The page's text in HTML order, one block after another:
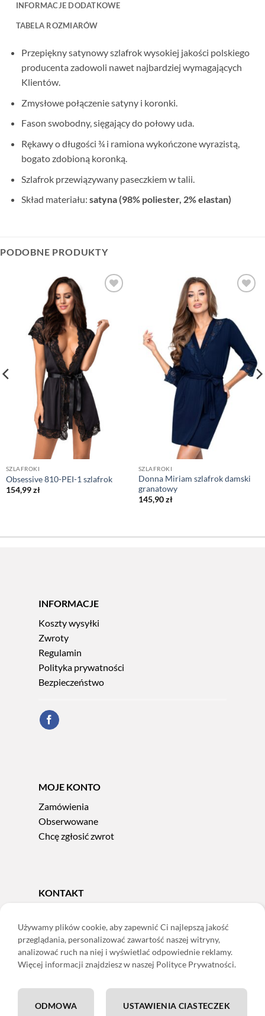
INFORMACJE DODATKOWE
TABELA ROZMIARÓW
Przepiękny satynowy szlafrok wysokiej jakości polskiego
producenta zadowoli nawet najbardziej wymagających
Klientów.
Zmysłowe połączenie satyny i koronki.
Fason swobodny, sięgający do połowy uda.
Rękawy o długości ¾ i ramiona wykończone wyrazistą,
bogato zdobioną koronką.
Szlafrok przewiązywany paseczkiem w talii.
Skład materiału: satyna (98% poliester, 2% elastan)
PODOBNE PRODUKTY
SZLAFROKI
Obsessive 810-PEI-1 szlafrok
154,99zł
SZLAFROKI
Donna Miriam szlafrok damski
granatowy
145,90zł
INFORMACJE
Koszty wysyłki
Zwroty
Regulamin
Polityka prywatności
Bezpieczeństwo
MOJE KONTO
Zamówienia
Obserwowane
Chcę zgłosić zwrot
KONTAKT
e-mail:sklep@adoris.pl
poniedziałek - piątek 8:00-16:00
Adoris Dorota Święcka
58-502 Jelenia Góra
ING: 22 1050 1751 1000 0091 0971 2688
Używamy plików cookie, aby zapewnić Ci najlepszą jakość
przeglądania, personalizować zawartość naszej witryny,
analizować ruch na niej i wyświetlać odpowiednie reklamy.
Więcej informacji znajdziesz w naszej Polityce Prywatności.
USTAWIENIA CIASTECZEK
ODMOWA